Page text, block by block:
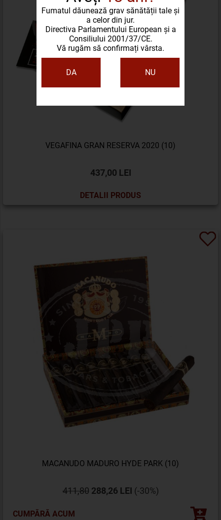
Fumatul dăunează grav sănătății tale și
a celor din jur.
Directiva Parlamentului European și a
Consiliului 2001/37/CE.
Vă rugăm să confirmați vârsta.
DA NU
VEGAFINA GRAN RESERVA 2020 (10)
437,00 LEI
DETALII PRODUS
MACANUDO MADURO HYDE PARK (10)
411,80 288,26 LEI (-30%)
CUMPĂRĂ ACUM